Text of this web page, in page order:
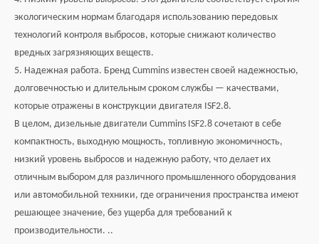
экологическим нормам благодаря использованию передовых
технологий контроля выбросов, которые снижают количество
вредных загрязняющих веществ.
5. Надежная работа. Бренд Cummins известен своей надежностью,
долговечностью и длительным сроком службы — качествами,
которые отражены в конструкции двигателя ISF2.8.
В целом, дизельные двигатели Cummins ISF2.8 сочетают в себе
компактность, выходную мощность, топливную экономичность,
низкий уровень выбросов и надежную работу, что делает их
отличным выбором для различного промышленного оборудования
или автомобильной техники, где ограничения пространства имеют
решающее значение, без ущерба для требований к
производительности. ..